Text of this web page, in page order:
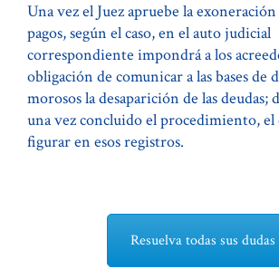
Una vez el Juez apruebe la
pagos, según el caso, en el auto judicial
correspondiente impondrá a los
obligación de comunicar a las bases de
morosos la desaparición de las deudas;
una vez concluido el procedimiento, el
figurar en esos registros.
Resuelva todas sus dudas